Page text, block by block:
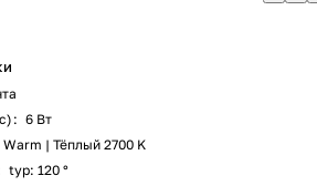
: 6 Вт
Warm | Тёплый 2700 K
typ: 120 °